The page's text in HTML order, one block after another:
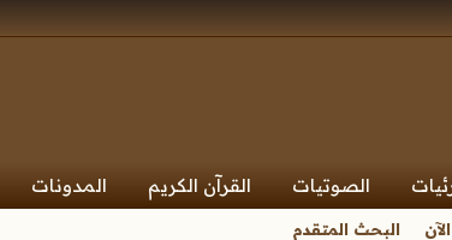
الصوتيات القرآن الكريم المدونات
البحث المتقدم